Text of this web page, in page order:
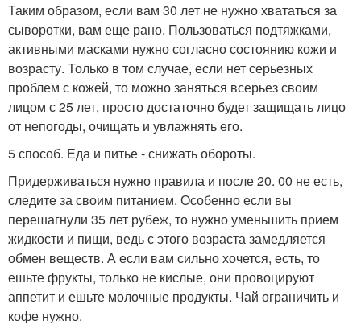
Таким образом, если вам 30 лет не нужно хвататься за
сыворотки, вам еще рано. Пользоваться подтяжками,
активными масками нужно согласно состоянию кожи и
возрасту. Только в том случае, если нет серьезных
проблем с кожей, то можно заняться всерьез своим
лицом с 25 лет, просто достаточно будет защищать лицо
от непогоды, очищать и увлажнять его.
5 способ. Еда и питье - снижать обороты.
Придерживаться нужно правила и после 20. 00 не есть,
следите за своим питанием. Особенно если вы
перешагнули 35 лет рубеж, то нужно уменьшить прием
жидкости и пищи, ведь с этого возраста замедляется
обмен веществ. А если вам сильно хочется, есть, то
ешьте фрукты, только не кислые, они провоцируют
аппетит и ешьте молочные продукты. Чай ограничить и
кофе нужно.